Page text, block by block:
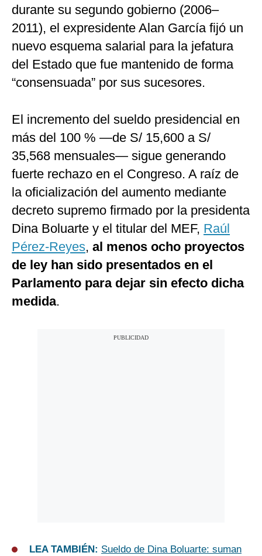
durante su segundo gobierno (2006–
2011), el expresidente Alan García fijó un
nuevo esquema salarial para la jefatura
del Estado que fue mantenido de forma
“consensuada” por sus sucesores.
El incremento del sueldo presidencial en
más del 100 % —de S/ 15,600 a S/
35,568 mensuales— sigue generando
fuerte rechazo en el Congreso. A raíz de
la oficialización del aumento mediante
decreto supremo firmado por la presidenta
Dina Boluarte y el titular del MEF, Raúl
Pérez-Reyes, al menos ocho proyectos
de ley han sido presentados en el
Parlamento para dejar sin efecto dicha
medida.
LEA TAMBIÉN: Sueldo de Dina Boluarte: suman